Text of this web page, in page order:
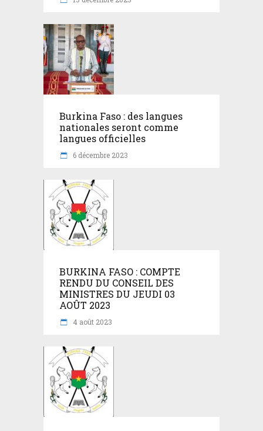
Burkina Faso : des langues
nationales seront comme
langues officielles
6 décembre 2023
BURKINA FASO : COMPTE
RENDU DU CONSEIL DES
MINISTRES DU JEUDI 03
AOÛT 2023
4 août 2023